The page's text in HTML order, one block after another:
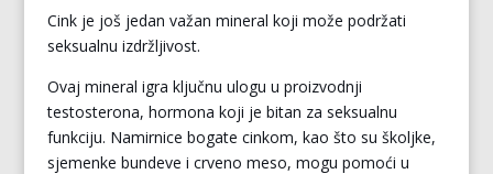
Cink je još jedan važan mineral koji može podržati
seksualnu izdržljivost.
Ovaj mineral igra ključnu ulogu u proizvodnji
testosterona, hormona koji je bitan za seksualnu
funkciju. Namirnice bogate cinkom, kao što su školjke,
sjemenke bundeve i crveno meso, mogu pomoći u